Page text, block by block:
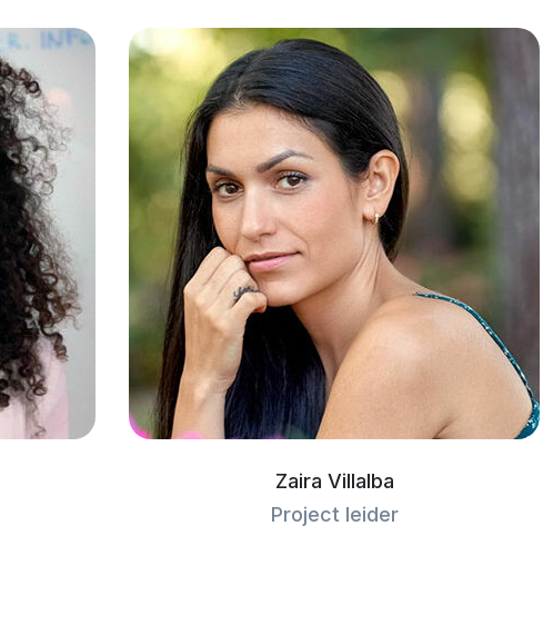
Zaira Villalba
Project leider